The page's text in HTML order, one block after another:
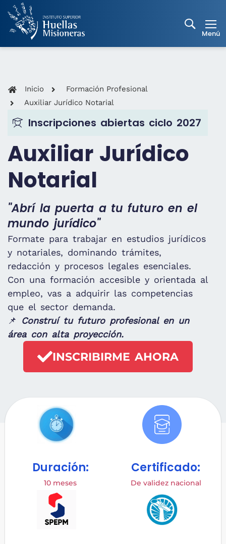
Inicio
Formación Profesional
Auxiliar Jurídico Notarial
Inscripciones abiertas ciclo 2027
Auxiliar Jurídico
Notarial
"Abrí la puerta a tu futuro en el
mundo jurídico"
Formate para trabajar en estudios jurídicos
y notariales, dominando trámites,
redacción y procesos legales esenciales.
Con una formación accesible y orientada al
empleo, vas a adquirir las competencias
que el sector demanda.
📌
Construí tu futuro profesional en un
área con alta proyección.
INSCRIBIRME AHORA
Duración:
10 meses
Certificado:
De validez nacional